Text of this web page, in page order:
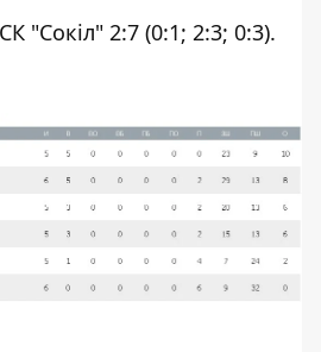
"Сокіл" 2:7 (0:1; 2:3; 0:3).